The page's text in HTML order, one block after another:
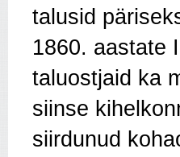
talusid
1860. aastate
taluostjaid ka
siinse
siirdunud